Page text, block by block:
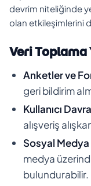
devrim niteliğinde
olan etkileşimlerini
Veri
Anketler ve
geri bildirim
Kullanıcı
alışveriş
Sosyal
medya
bulundurabilir.